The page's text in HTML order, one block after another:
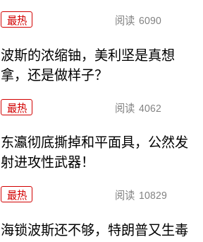
最热 阅读 6090
波斯的浓缩铀，美利坚是真想
拿，还是做样子？
最热 阅读 4062
东瀛彻底撕掉和平面具，公然发
射进攻性武器！
最热 阅读 10829
海锁波斯还不够，特朗普又生毒